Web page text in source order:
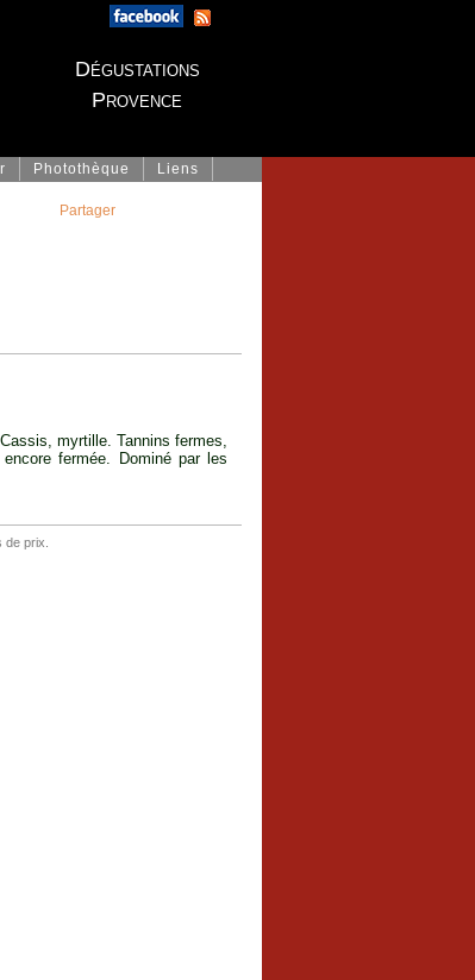
Dégustations
Provence
Photothèque Liens
myrtille. Tannins fermes,
fermée. Dominé par les
prix.
Partager